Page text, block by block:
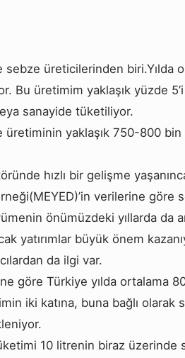
üreticilerinden biri.Yılda
Bu üretimim yaklaşık yüzde
sanayide tüketiliyor.
üretiminin yaklaşık 750-800
hızlı bir gelişme
verilerine göre
önümüzdeki yıllarda da
yatırımlar büyük önem
da ilgi var.
göre Türkiye yılda ortalama
iki katına, buna bağlı olarak
10 litrenin biraz üzerinde